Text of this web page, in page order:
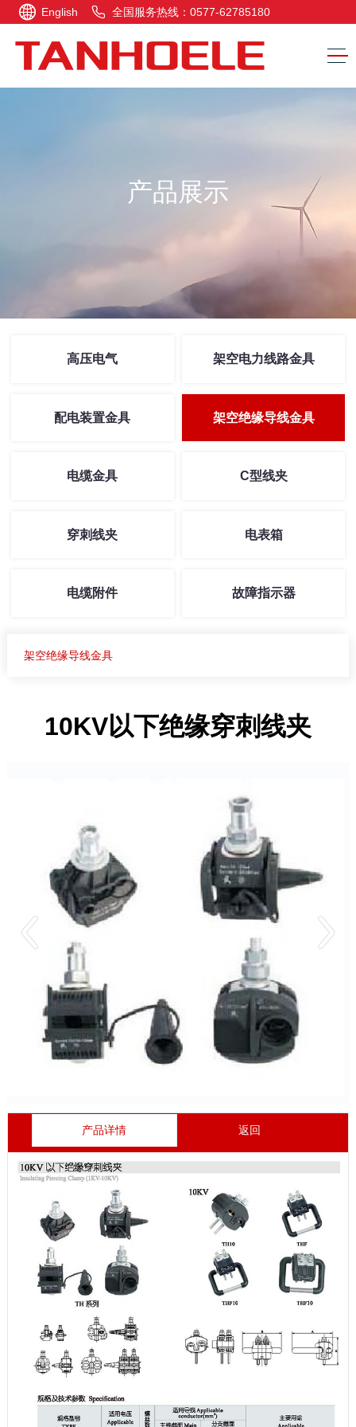
English 全国服务热线：0577-62785180
产品展示
高压电气 架空电力线路金具
配电装置金具 架空绝缘导线金具
电缆金具 C型线夹
穿刺线夹 电表箱
电缆附件 故障指示器
架空绝缘导线金具
10KV以下绝缘穿刺线夹
产品详情 返回